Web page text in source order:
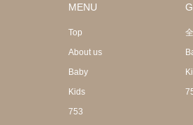
MENU
Top
About us
Baby
Kids
753